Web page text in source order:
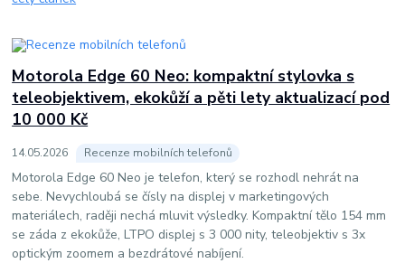
Motorola Edge 60 Neo: kompaktní stylovka s
teleobjektivem, ekokůží a pěti lety aktualizací pod
10 000 Kč
14.05.2026 Recenze mobilních telefonů
Motorola Edge 60 Neo je telefon, který se rozhodl nehrát na
sebe. Nevychloubá se čísly na displej v marketingových
materiálech, raději nechá mluvit výsledky. Kompaktní tělo 154 mm
se záda z ekokůže, LTPO displej s 3 000 nity, teleobjektiv s 3x
optickým zoomem a bezdrátové nabíjení.